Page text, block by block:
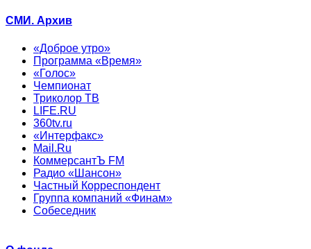
СМИ. Архив
«Доброе утро»
Программа «Время»
«Голос»
Чемпионат
Триколор ТВ
LIFE.RU
360tv.ru
«Интерфакс»
Mail.Ru
КоммерсантЪ FM
Радио «Шансон»
Частный Корреспондент
Группа компаний «Финам»
Собеседник